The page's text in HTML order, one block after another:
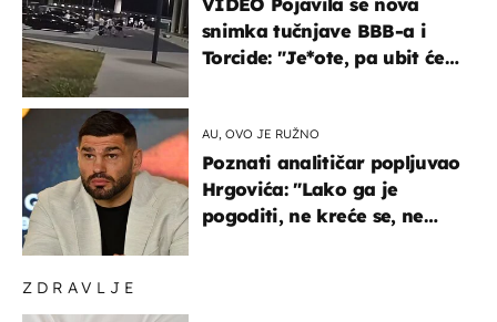
ZDRAVLJE
snimka tučnjave BBB-a i
Torcide: "Je*ote, pa ubit će
AU, OVO JE RUŽNO
Poznati analitičar popljuvao
Hrgovića: "Lako ga je
pogoditi, ne kreće se, ne